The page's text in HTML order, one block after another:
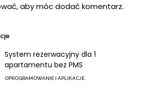
, aby móc dodać komentarz.
System rezerwacyjny dla 1
apartamentu bez PMS
OPROGRAMOWANIE I APLIKACJE